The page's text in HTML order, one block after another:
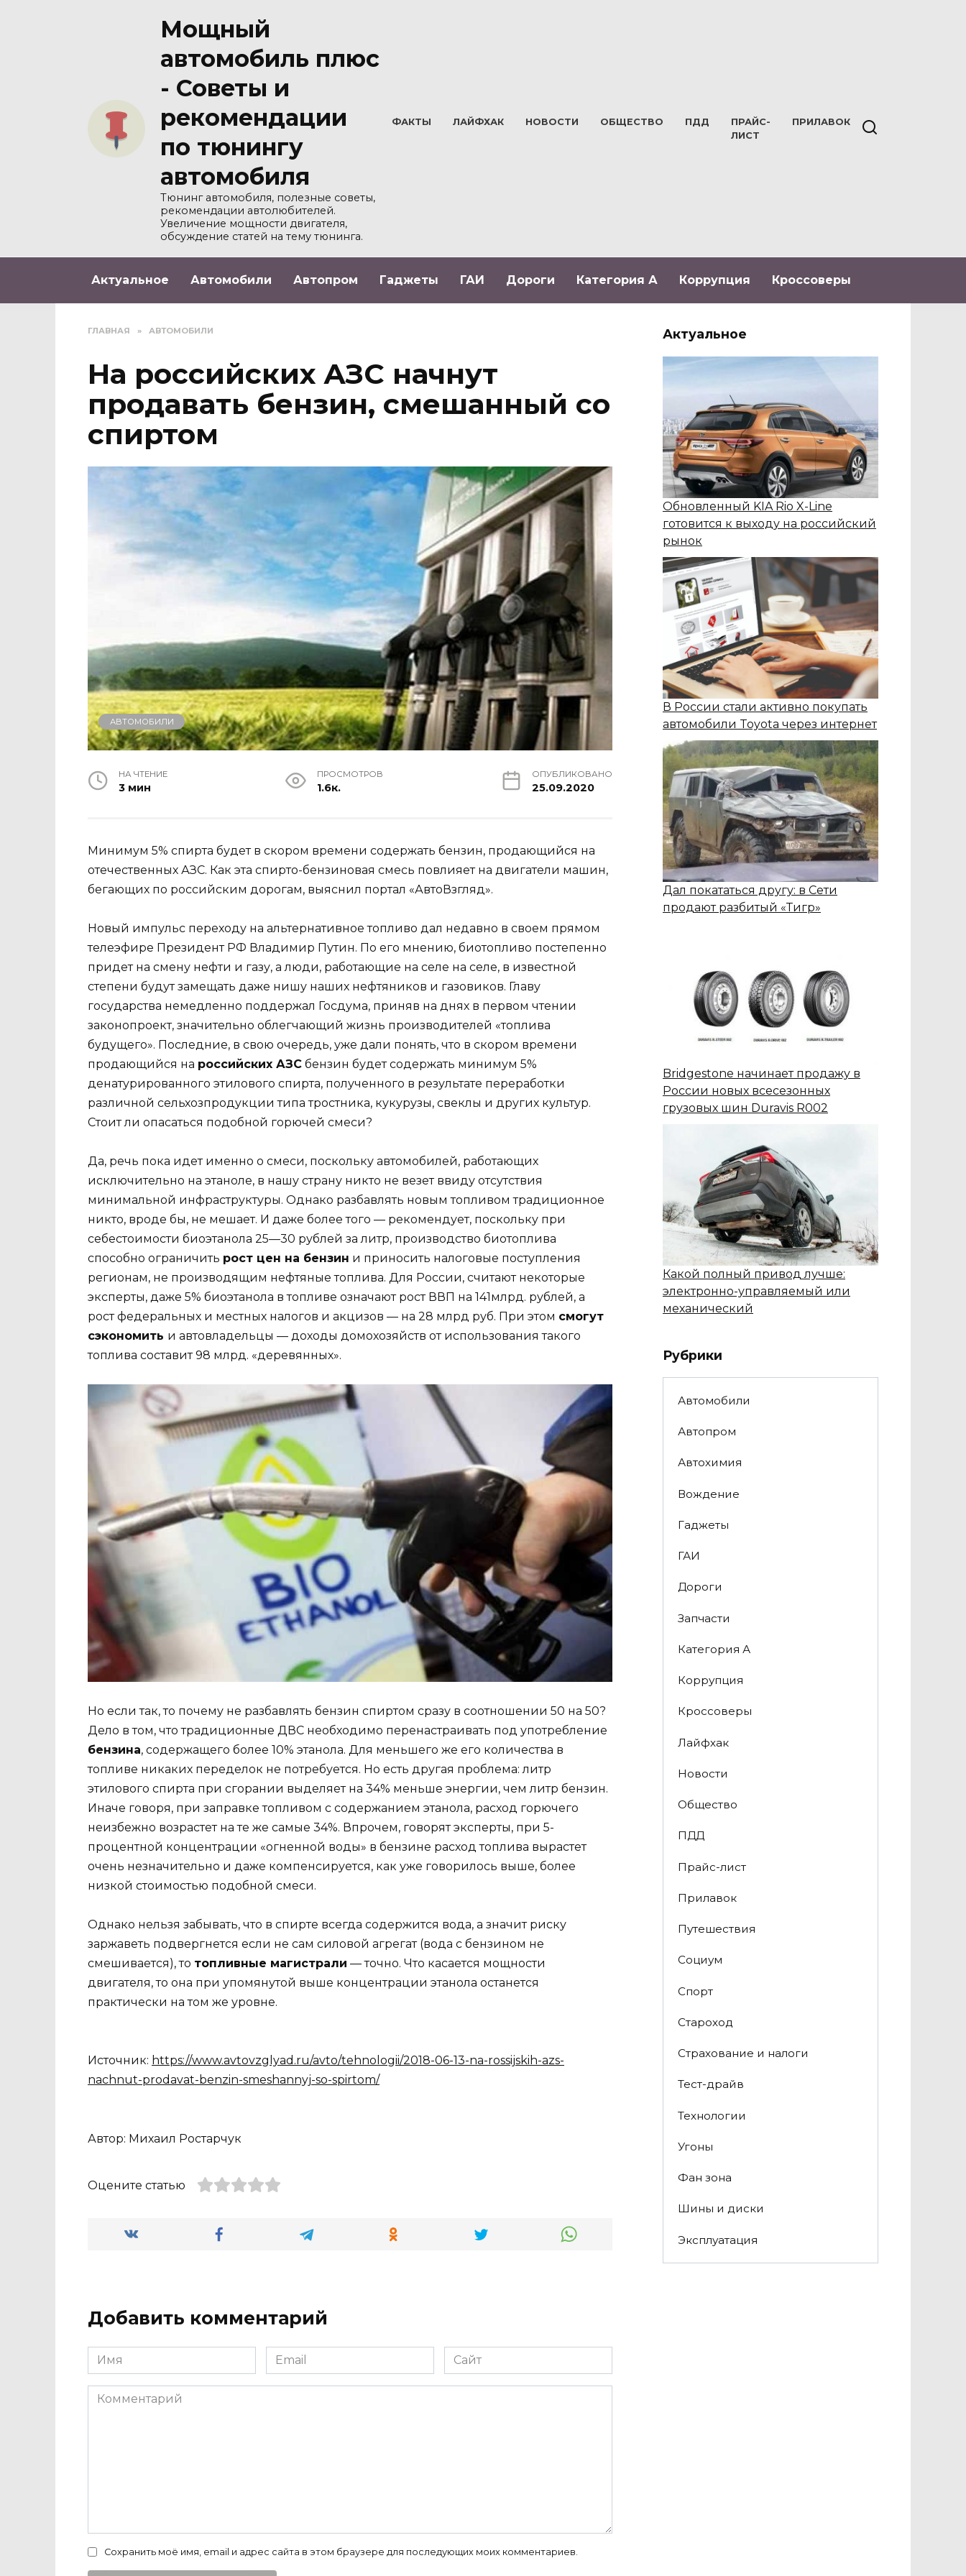
Мощный
автомобиль плюс
- Советы и
рекомендации
по тюнингу
автомобиля
Тюнинг автомобиля, полезные советы,
рекомендации автолюбителей.
Увеличение мощности двигателя,
обсуждение статей на тему тюнинга.
ФАКТЫ ЛАЙФХАК НОВОСТИ ОБЩЕСТВО ПДД
ПРАЙС-
ЛИСТ
ПРИЛАВОК
Актуальное Автомобили Автопром Гаджеты ГАИ Дороги Категория А Коррупция Кроссоверы
ГЛАВНАЯ » АВТОМОБИЛИ
На российских АЗС начнут
продавать бензин, смешанный со
спиртом
АВТОМОБИЛИ
НА ЧТЕНИЕ
3 мин
ПРОСМОТРОВ
1.6к.
ОПУБЛИКОВАНО
25.09.2020
Минимум 5% спирта будет в скором времени содержать бензин, продающийся на
отечественных АЗС. Как эта спирто-бензиновая смесь повлияет на двигатели машин,
бегающих по российским дорогам, выяснил портал «АвтоВзгляд».
Новый импульс переходу на альтернативное топливо дал недавно в своем прямом
телеэфире Президент РФ Владимир Путин. По его мнению, биотопливо постепенно
придет на смену нефти и газу, а люди, работающие на селе на селе, в известной
степени будут замещать даже нишу наших нефтяников и газовиков. Главу
государства немедленно поддержал Госдума, приняв на днях в первом чтении
законопроект, значительно облегчающий жизнь производителей «топлива
будущего». Последние, в свою очередь, уже дали понять, что в скором времени
продающийся на российских АЗС бензин будет содержать минимум 5%
денатурированного этилового спирта, полученного в результате переработки
различной сельхозпродукции типа тростника, кукурузы, свеклы и других культур.
Стоит ли опасаться подобной горючей смеси?
Да, речь пока идет именно о смеси, поскольку автомобилей, работающих
исключительно на этаноле, в нашу страну никто не везет ввиду отсутствия
минимальной инфраструктуры. Однако разбавлять новым топливом традиционное
никто, вроде бы, не мешает. И даже более того — рекомендует, поскольку при
себестоимости биоэтанола 25—30 рублей за литр, производство биотоплива
способно ограничить рост цен на бензин и приносить налоговые поступления
регионам, не производящим нефтяные топлива. Для России, считают некоторые
эксперты, даже 5% биоэтанола в топливе означают рост ВВП на 141млрд. рублей, а
рост федеральных и местных налогов и акцизов — на 28 млрд руб. При этом смогут
сэкономить и автовладельцы — доходы домохозяйств от использования такого
топлива составит 98 млрд. «деревянных».
Но если так, то почему не разбавлять бензин спиртом сразу в соотношении 50 на 50?
Дело в том, что традиционные ДВС необходимо перенастраивать под употребление
бензина, содержащего более 10% этанола. Для меньшего же его количества в
топливе никаких переделок не потребуется. Но есть другая проблема: литр
этилового спирта при сгорании выделяет на 34% меньше энергии, чем литр бензин.
Иначе говоря, при заправке топливом с содержанием этанола, расход горючего
неизбежно возрастет на те же самые 34%. Впрочем, говорят эксперты, при 5-
процентной концентрации «огненной воды» в бензине расход топлива вырастет
очень незначительно и даже компенсируется, как уже говорилось выше, более
низкой стоимостью подобной смеси.
Однако нельзя забывать, что в спирте всегда содержится вода, а значит риску
заржаветь подвергнется если не сам силовой агрегат (вода с бензином не
смешивается), то топливные магистрали — точно. Что касается мощности
двигателя, то она при упомянутой выше концентрации этанола останется
практически на том же уровне.
Источник: https://www.avtovzglyad.ru/avto/tehnologii/2018-06-13-na-rossijskih-azs-
nachnut-prodavat-benzin-smeshannyj-so-spirtom/
Автор: Михаил Ростарчук
Оцените статью
Добавить комментарий
Имя
*
Email
*
Сайт
Комментарий
Сохранить моё имя, email и адрес сайта в этом браузере для последующих моих комментариев.
Актуальное
Обновленный KIA Rio X-Line
готовится к выходу на российский
рынок
В России стали активно покупать
автомобили Toyota через интернет
Дал покататься другу: в Сети
продают разбитый «Тигр»
Bridgestone начинает продажу в
России новых всесезонных
грузовых шин Duravis R002
Какой полный привод лучше:
электронно-управляемый или
механический
Рубрики
Автомобили
Автопром
Автохимия
Вождение
Гаджеты
ГАИ
Дороги
Запчасти
Категория А
Коррупция
Кроссоверы
Лайфхак
Новости
Общество
ПДД
Прайс-лист
Прилавок
Путешествия
Социум
Спорт
Староход
Страхование и налоги
Тест-драйв
Технологии
Угоны
Фан зона
Шины и диски
Эксплуатация